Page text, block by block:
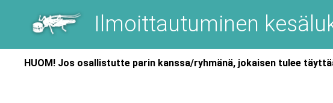
sisältöön
Ilmoittautuminen
HUOM! Jos osallistutte parin kanssa/ryhmänä, jokaisen tulee